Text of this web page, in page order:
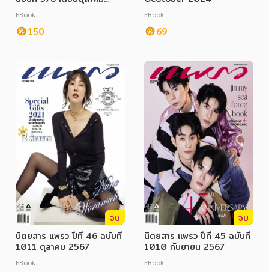
2567
EBook
150
EBook
69
จบ
นิตยสาร แพรว ปีที่ 46 ฉบับที่
1011 ตุลาคม 2567
EBook
จบ
นิตยสาร แพรว ปีที่ 45 ฉบับที่
1010 กันยายน 2567
EBook